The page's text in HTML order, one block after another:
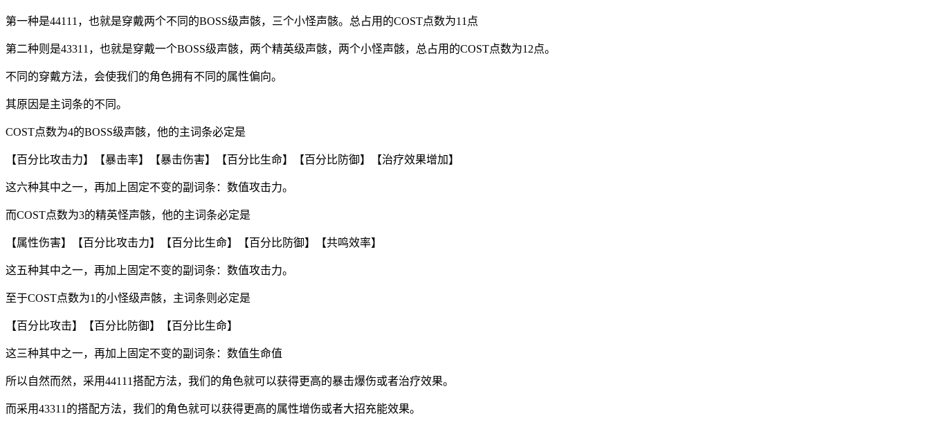
第一种是44111，也就是穿戴两个不同的BOSS级声骸，三个小怪声骸。总占用的COST点数为11点
第二种则是43311，也就是穿戴一个BOSS级声骸，两个精英级声骸，两个小怪声骸，总占用的COST点数为12点。
不同的穿戴方法，会使我们的角色拥有不同的属性偏向。
其原因是主词条的不同。
COST点数为4的BOSS级声骸，他的主词条必定是
【百分比攻击力】【暴击率】【暴击伤害】【百分比生命】【百分比防御】【治疗效果增加】
这六种其中之一，再加上固定不变的副词条：数值攻击力。
而COST点数为3的精英怪声骸，他的主词条必定是
【属性伤害】【百分比攻击力】【百分比生命】【百分比防御】【共鸣效率】
这五种其中之一，再加上固定不变的副词条：数值攻击力。
至于COST点数为1的小怪级声骸，主词条则必定是
【百分比攻击】【百分比防御】【百分比生命】
这三种其中之一，再加上固定不变的副词条：数值生命值
所以自然而然，采用44111搭配方法，我们的角色就可以获得更高的暴击爆伤或者治疗效果。
而采用43311的搭配方法，我们的角色就可以获得更高的属性增伤或者大招充能效果。